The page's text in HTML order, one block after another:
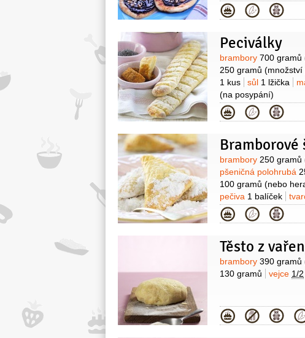
Kategorie
Peciválky
Suroviny
brambory 700 gramů
250 gramů (množství
1 kus
sůl 1 lžička
(na posypání)
Kategorie
Suroviny
brambory 250 gramů
pšeničná polohrubá
100 gramů (nebo
pečiva 1 balíček
maková,ořechová)
Kategorie
Těsto z
Suroviny
brambory 390 gramů
130 gramů
vejce 1/2
Kategorie